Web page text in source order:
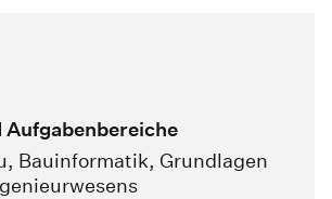
Aufgabenbereiche
Bauinformatik, Grundlagen